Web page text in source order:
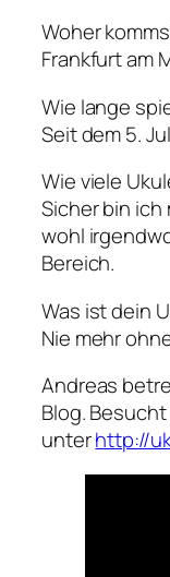
Woher
Frankfurt am
Wie lange
Seit dem 5.
Wie viele
Sicher bin ich
wohl
Bereich.
Was ist dein
Nie mehr
Andreas
Blog.
unterhttp://